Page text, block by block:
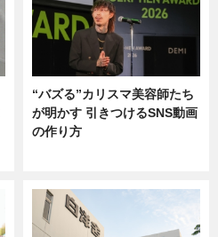
“バズる”カリスマ美容師たち
が明かす 引きつけるSNS動画
の作り方